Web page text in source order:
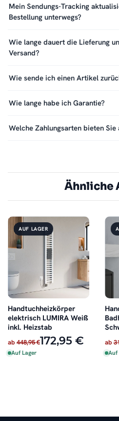
Mein Sendungs-Tracking
Bestellung unterwegs?
Wie lange dauert die Lieferung
Versand?
Wie sende ich einen Artikel
Wie lange habe ich Garantie?
Welche Zahlungsarten bieten Sie
Ähnliche
AUF LAGER
Handtuchheizkörper
elektrisch LUMIRA Weiß
inkl. Heizstab
ab 448,95 €172,95 €
Auf Lager
ab
Auf